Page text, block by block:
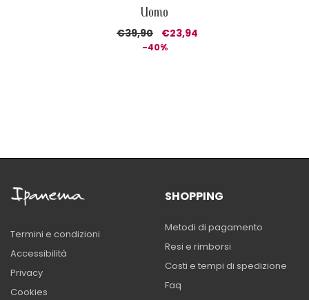
Uomo
€39,90 €23,94
-40%
Termini e condizioni
Accessibilità
Privacy
Cookies
SHOPPING
Metodi di pagamento
Resi e rimborsi
Costi e tempi di spedizione
Faq